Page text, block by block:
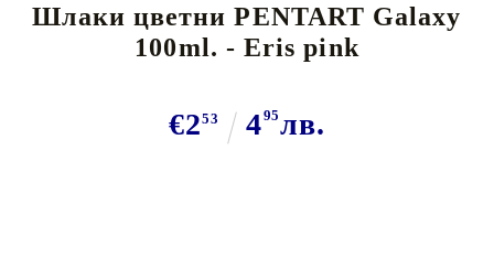
Шлаки цветни PENTART Galaxy
100ml. - Eris pink
€253 495лв.